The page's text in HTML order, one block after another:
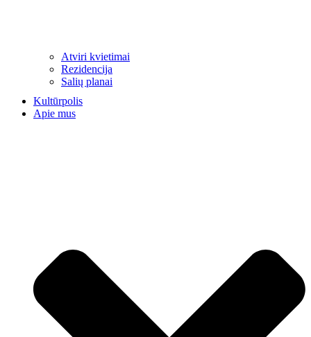
Atviri kvietimai
Rezidencija
Salių planai
Kultūrpolis
Apie mus